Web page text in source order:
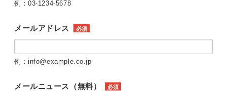
例：03-1234-5678
メールアドレス 必須
例：info@example.co.jp
メールニュース（無料） 必須